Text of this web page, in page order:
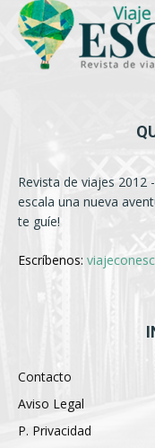
Revista de viajes 2012
escala una nueva
te guíe!
Escríbenos:
Contacto
Aviso Legal
P. Privacidad